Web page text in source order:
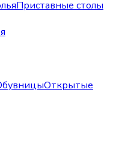
Приставные столы
Открытые